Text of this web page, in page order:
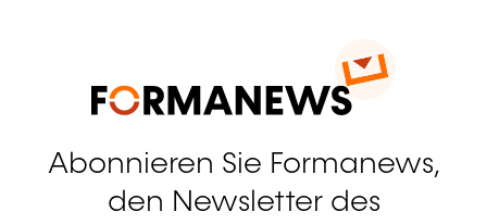
Abonnieren Sie Formanews,
den Newsletter des